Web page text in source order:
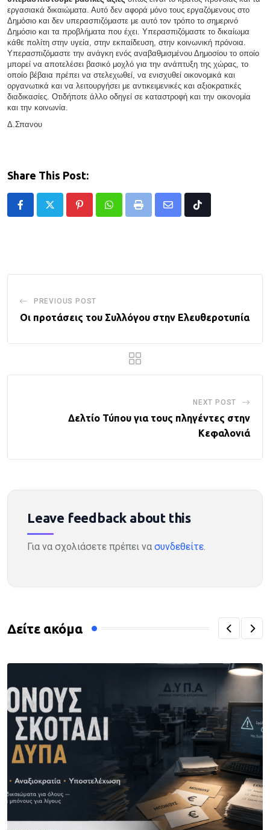
εργασιακά δικαιώματα. Αυτό δεν αφορά μόνο τους εργαζόμενους στο
Δημόσιο και δεν υπερασπιζόμαστε με αυτό τον τρόπο το σημερινό
Δημόσιο και τα προβλήματα που έχει. Υπερασπιζόμαστε το δικαίωμα
κάθε πολίτη στην υγεία, στην εκπαίδευση, στην κοινωνική πρόνοια.
Υπερασπιζόμαστε την ανάγκη ενός αναβαθμισμένου Δημοσίου το οποίο
μπορεί να αποτελέσει βασικό μοχλό για την ανάπτυξη της χώρας, το
οποίο βέβαια πρέπει να στελεχωθεί, να ενισχυθεί οικονομικά και
οργανωτικά και να λειτουργήσει με αντικειμενικές και αξιοκρατικές
διαδικασίες. Οτιδήποτε άλλο οδηγεί σε καταστροφή και την οικονομία
και την κοινωνία.
Δ.Σπανου
Share This Post:
PinterestWhatsappPrint
Share
Tiktok
PREVIOUS POST
Οι προτάσεις του Συλλόγου στην Ελευθεροτυπία
NEXT POST
Δελτίο Τύπου για τους πληγέντες στην
Κεφαλονιά
Leave feedback about this
Για να σχολιάσετε πρέπει να συνδεθείτε.
Δείτε ακόμα